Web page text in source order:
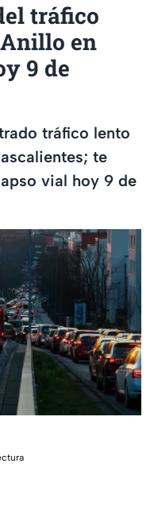
tráfico
en
9 de
tráfico lento
te
vial hoy 9 de